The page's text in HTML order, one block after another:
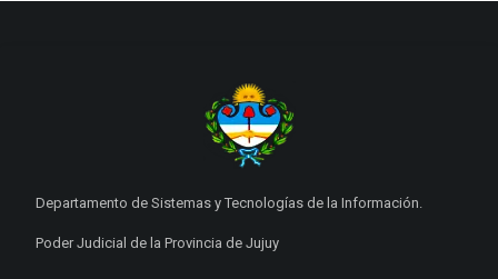
Departamento de Sistemas y Tecnologías de la Información.
Poder Judicial de la Provincia de Jujuy